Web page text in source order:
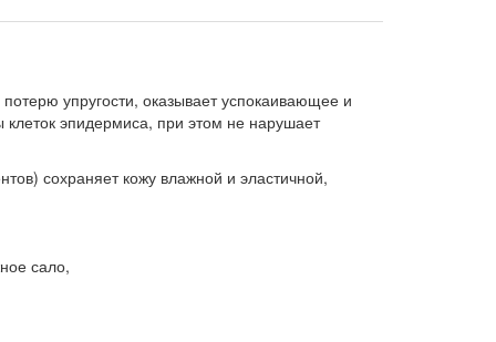
упругости, оказывает успокаивающее и
клеток эпидермиса, при этом не нарушает
сохраняет кожу влажной и эластичной,
сало,